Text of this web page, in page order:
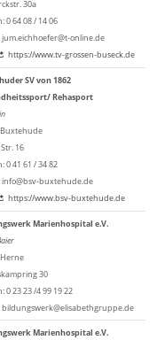
30a
0 64 08 / 14 06
jum.eichhoefer@t-online.de
https://www.tv-grossen-buseck.de
SV von 1862
Rehasport
16
0 41 61 / 34 82
info@bsv-buxtehude.de
https://www.bsv-buxtehude.de
Marienhospital e.V.
30
0 23 23 /4 99 19 22
bildungswerk@elisabethgruppe.de
Marienhospital e.V.